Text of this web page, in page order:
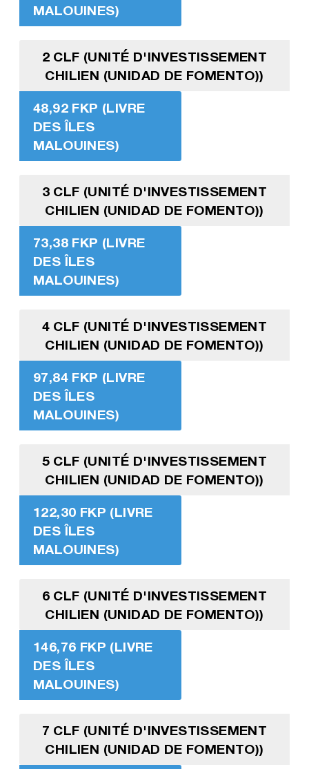
MALOUINES)
2 CLF (UNITÉ D'INVESTISSEMENT
CHILIEN (UNIDAD DE FOMENTO))
48,92 FKP (LIVRE
DES ÎLES
MALOUINES)
3 CLF (UNITÉ D'INVESTISSEMENT
CHILIEN (UNIDAD DE FOMENTO))
73,38 FKP (LIVRE
DES ÎLES
MALOUINES)
4 CLF (UNITÉ D'INVESTISSEMENT
CHILIEN (UNIDAD DE FOMENTO))
97,84 FKP (LIVRE
DES ÎLES
MALOUINES)
5 CLF (UNITÉ D'INVESTISSEMENT
CHILIEN (UNIDAD DE FOMENTO))
122,30 FKP (LIVRE
DES ÎLES
MALOUINES)
6 CLF (UNITÉ D'INVESTISSEMENT
CHILIEN (UNIDAD DE FOMENTO))
146,76 FKP (LIVRE
DES ÎLES
MALOUINES)
7 CLF (UNITÉ D'INVESTISSEMENT
CHILIEN (UNIDAD DE FOMENTO))